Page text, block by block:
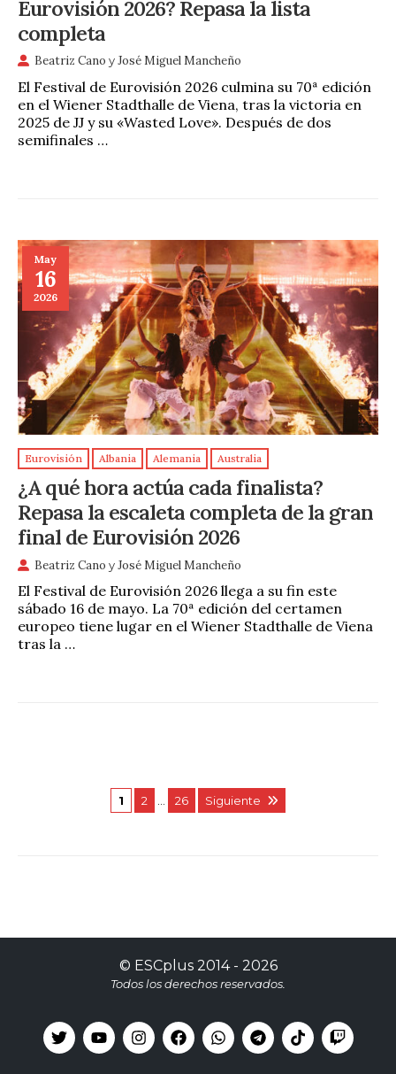
Eurovisión 2026? Repasa la lista
completa
Beatriz Cano yJosé Miguel Mancheño
El Festival de Eurovisión 2026 culmina su 70ª edición
en el Wiener Stadthalle de Viena, tras la victoria en
2025 de JJ y su «Wasted Love». Después de dos
semifinales …
May
16
2026
Eurovisión Albania Alemania Australia
¿A qué hora actúa cada finalista?
Repasa la escaleta completa de la gran
final de Eurovisión 2026
Beatriz Cano yJosé Miguel Mancheño
El Festival de Eurovisión 2026 llega a su fin este
sábado 16 de mayo. La 70ª edición del certamen
europeo tiene lugar en el Wiener Stadthalle de Viena
tras la …
1 2 26 Siguiente
© ESCplus2014 - 2026
Todos los derechos reservados.